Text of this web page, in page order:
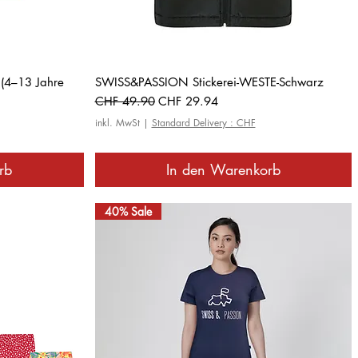
(4–13 Jahre
Schnellansicht
SWISS&PASSION Stickerei-WESTE-Schwarz
Standardpreis
CHF 49.90 Sale-Preis
CHF 29.94
inkl. MwSt| Standard Delivery : CHF
In den Warenkorb
40% Sale